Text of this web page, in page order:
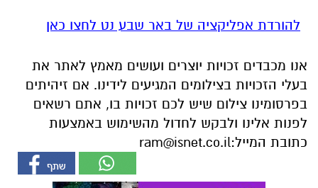
להורדת אפליקציה של באר שבע נט לחצו כאן
אנו מכבדים זכויות יוצרים ועושים מאמץ לאתר את
בעלי הזכויות בצילומים המגיעים לידינו. אם זיהיתים
בפרסומינו צילום שיש לכם זכויות בו, אתם רשאים
לפנות אלינו ולבקש לחדול מהשימוש באמצעות
כתובת המייל:ram@isnet.co.il